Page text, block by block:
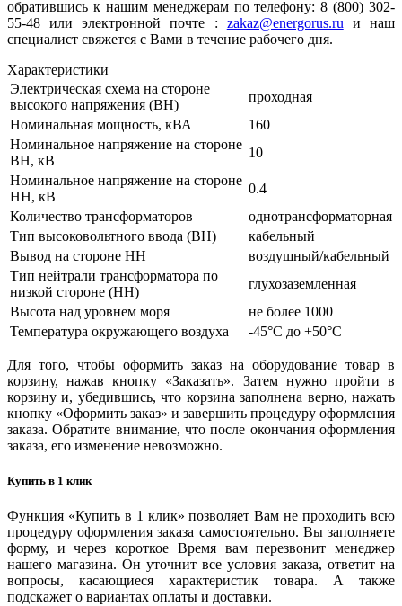
обратившись к нашим менеджерам по телефону: 8 (800) 302-
55-48 или электронной почте : zakaz@energorus.ru и наш
специалист свяжется с Вами в течение рабочего дня.
Характеристики
Электрическая схема на стороне
высокого напряжения (ВН)
проходная
Номинальная мощность, кВА
160
Номинальное напряжение на стороне
ВН, кВ
10
Номинальное напряжение на стороне
НН, кВ
0.4
Количество трансформаторов
однотрансформаторная
Тип высоковольтного ввода (ВН)
кабельный
Вывод на стороне НН
воздушный/кабельный
Тип нейтрали трансформатора по
низкой стороне (НН)
глухозаземленная
Высота над уровнем моря
не более 1000
Температура окружающего воздуха
-45°С до +50°С
Для того, чтобы оформить заказ на оборудование товар в
корзину, нажав кнопку «Заказать». Затем нужно пройти в
корзину и, убедившись, что корзина заполнена верно, нажать
кнопку «Оформить заказ» и завершить процедуру оформления
заказа. Обратите внимание, что после окончания оформления
заказа, его изменение невозможно.
Купить в 1 клик
Функция «Купить в 1 клик» позволяет Вам не проходить всю
процедуру оформления заказа самостоятельно. Вы заполняете
форму, и через короткое Время вам перезвонит менеджер
нашего магазина. Он уточнит все условия заказа, ответит на
вопросы, касающиеся характеристик товара. А также
подскажет о вариантах оплаты и доставки.